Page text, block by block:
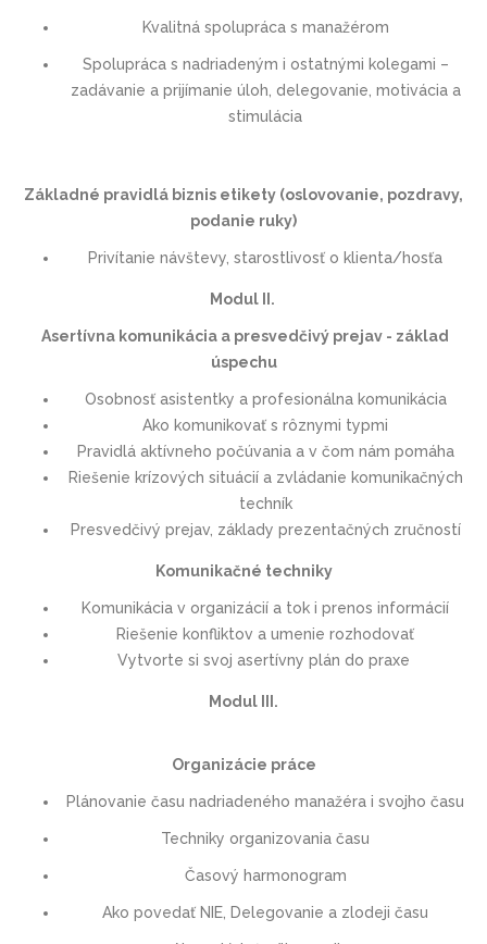
Kvalitná spolupráca s manažérom
Spolupráca s nadriadeným i ostatnými kolegami –
zadávanie a prijímanie úloh, delegovanie, motivácia a
stimulácia
Základné pravidlá biznis etikety (oslovovanie, pozdravy,
podanie ruky)
Privítanie návštevy, starostlivosť o klienta/hosťa
Modul II.
Asertívna komunikácia a presvedčivý prejav - základ
úspechu
Osobnosť asistentky a profesionálna komunikácia
Ako komunikovať s rôznymi typmi
Pravidlá aktívneho počúvania a v čom nám pomáha
Riešenie krízových situácií a zvládanie komunikačných
techník
Presvedčivý prejav, základy prezentačných zručností
Komunikačné techniky
Komunikácia v organizácií a tok i prenos informácií
Riešenie konfliktov a umenie rozhodovať
Vytvorte si svoj asertívny plán do praxe
Modul III.
Organizácie práce
Plánovanie času nadriadeného manažéra i svojho času
Techniky organizovania času
Časový harmonogram
Ako povedať NIE, Delegovanie a zlodeji času